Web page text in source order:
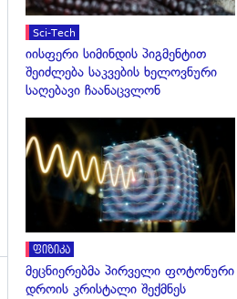
Sci-Tech
იისფერი სიმინდის პიგმენტით
შეიძლება საკვების ხელოვნური
საღებავი ჩაანაცვლონ
ფიზიკა
მეცნიერებმა პირველი ფოტონური
დროის კრისტალი შექმნეს